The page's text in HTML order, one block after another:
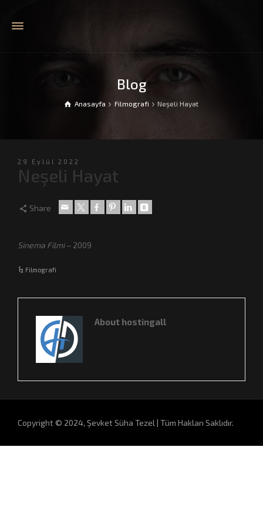
Blog
Anasayfa Filmografi Neşeli Hayat
29 Eylül 2022
Neşeli Hayat
Share
Sinema Filmi– 2009
Filmografi
About hostingall
Copyright © 2024, Şevket Süha Tezel | Tüm Hakları Saklıdır.